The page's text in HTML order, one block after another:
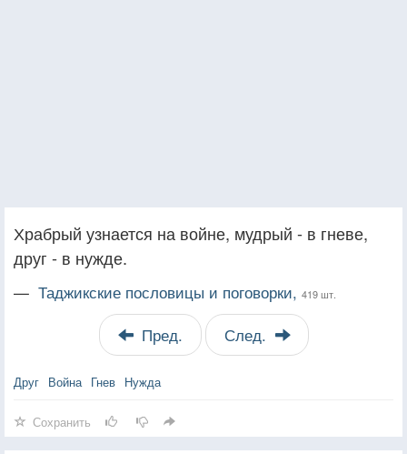
Храбрый узнается на войне, мудрый - в гневе,
друг - в нужде.
— Таджикские пословицы и поговорки, 419 шт.
Пред. След.
Друг Война Гнев Нужда
Сохранить